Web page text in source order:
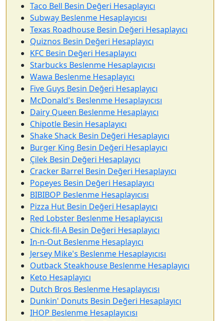
Taco Bell Besin Değeri Hesaplayıcı
Subway Beslenme Hesaplayıcısı
Texas Roadhouse Besin Değeri Hesaplayıcı
Quiznos Besin Değeri Hesaplayıcı
KFC Besin Değeri Hesaplayıcı
Starbucks Beslenme Hesaplayıcısı
Wawa Beslenme Hesaplayıcı
Five Guys Besin Değeri Hesaplayıcı
McDonald's Beslenme Hesaplayıcısı
Dairy Queen Beslenme Hesaplayıcı
Chipotle Besin Hesaplayıcı
Shake Shack Besin Değeri Hesaplayıcı
Burger King Besin Değeri Hesaplayıcı
Çilek Besin Değeri Hesaplayıcı
Cracker Barrel Besin Değeri Hesaplayıcı
Popeyes Besin Değeri Hesaplayıcı
BIBIBOP Beslenme Hesaplayıcısı
Pizza Hut Besin Değeri Hesaplayıcı
Red Lobster Beslenme Hesaplayıcısı
Chick-fil-A Besin Değeri Hesaplayıcı
In-n-Out Beslenme Hesaplayıcı
Jersey Mike's Beslenme Hesaplayıcısı
Outback Steakhouse Beslenme Hesaplayıcı
Keto Hesaplayıcı
Dutch Bros Beslenme Hesaplayıcısı
Dunkin' Donuts Besin Değeri Hesaplayıcı
IHOP Beslenme Hesaplayıcısı